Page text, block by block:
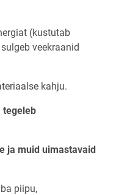
(kustutab
veekraanid
kahju.
tegeleb
ja muid uimastavaid
piipu,